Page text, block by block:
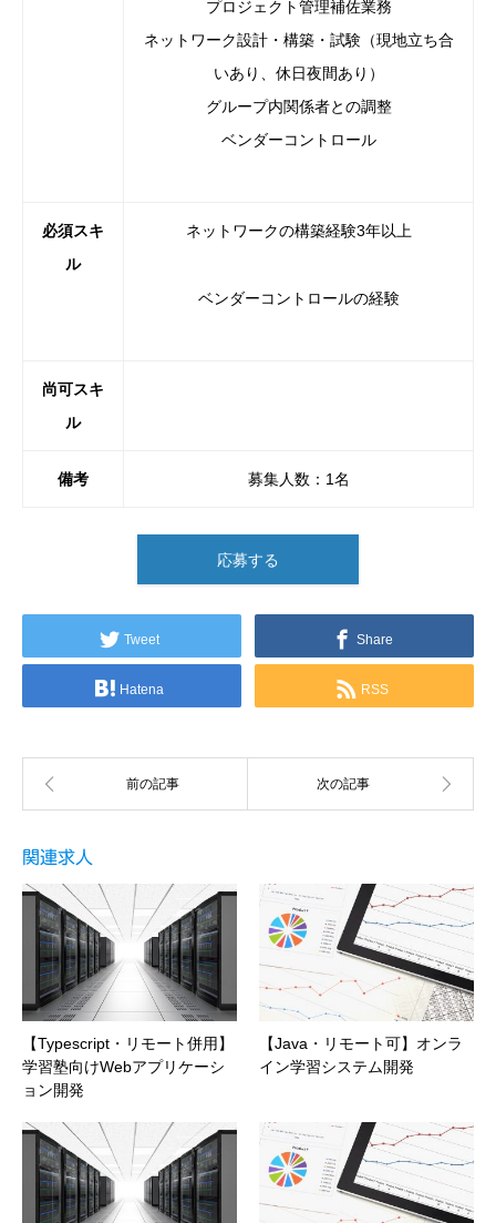
プロジェクト管理補佐業務
ネットワーク設計・構築・試験（現地立ち合
いあり、 休日夜間あり）
グループ内関係者との調整
ベンダーコントロール
必須スキ
ル
ネットワークの構築経験3年以上
ベンダーコントロールの経験
尚可スキ
ル
備考 募集人数：1名
応募する
Tweet Share
Hatena RSS
関連求人
【Typescript・リモート併用】
学習塾向けWebアプリケーシ
ョン開発
【Java・リモート可】オンラ
イン学習システム開発